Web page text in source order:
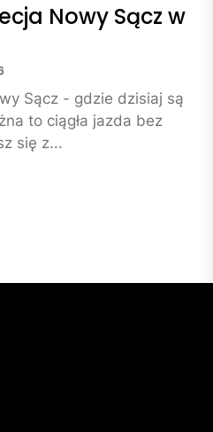
Nowy Sącz w
Sącz - gdzie dzisiaj są
to ciągła jazda bez
się z...